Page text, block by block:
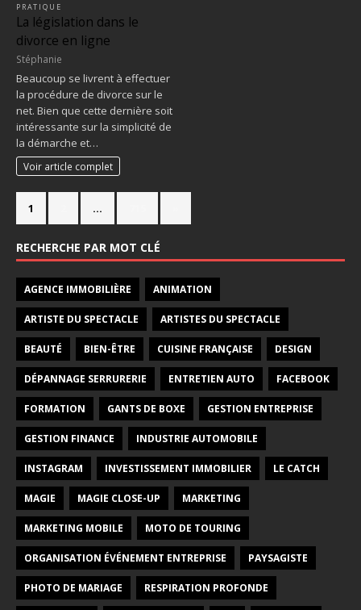
PRATIQUE
La législation dans le
divorce en ligne
Stéphanie
Beaucoup se livrent à effectuer
la procédure de divorce sur le
net. Bien que cette dernière soit
intéressante sur la simplicité de
la démarche et…
Voir article complet
1 …
RECHERCHE PAR MOT CLÉ
AGENCE IMMOBILIÈRE ANIMATION
ARTISTE DU SPECTACLE ARTISTES DU SPECTACLE
BEAUTÉ BIEN-ÊTRE CUISINE FRANÇAISE DESIGN
DÉPANNAGE SERRURERIE ENTRETIEN AUTO FACEBOOK
FORMATION GANTS DE BOXE GESTION ENTREPRISE
GESTION FINANCE INDUSTRIE AUTOMOBILE
INSTAGRAM INVESTISSEMENT IMMOBILIER LE CATCH
MAGIE MAGIE CLOSE-UP MARKETING
MARKETING MOBILE MOTO DE TOURING
ORGANISATION ÉVÉNEMENT ENTREPRISE PAYSAGISTE
PHOTO DE MARIAGE RESPIRATION PROFONDE